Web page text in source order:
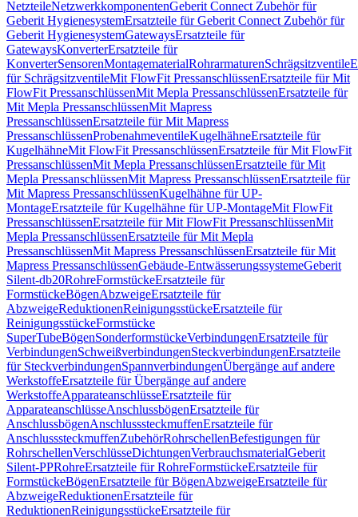
NetzteileNetzwerkkomponentenGeberit Connect Zubehör für
Geberit HygienesystemErsatzteile für Geberit Connect Zubehör für
Geberit HygienesystemGatewaysErsatzteile für
GatewaysKonverterErsatzteile für
KonverterSensorenMontagematerialRohrarmaturenSchrägsitzventile
für SchrägsitzventileMit FlowFit PressanschlüssenErsatzteile für Mit
FlowFit PressanschlüssenMit Mepla PressanschlüssenErsatzteile für
Mit Mepla PressanschlüssenMit Mapress
PressanschlüssenErsatzteile für Mit Mapress
PressanschlüssenProbenahmeventileKugelhähneErsatzteile für
KugelhähneMit FlowFit PressanschlüssenErsatzteile für Mit FlowFit
PressanschlüssenMit Mepla PressanschlüssenErsatzteile für Mit
Mepla PressanschlüssenMit Mapress PressanschlüssenErsatzteile für
Mit Mapress PressanschlüssenKugelhähne für UP-
MontageErsatzteile für Kugelhähne für UP-MontageMit FlowFit
PressanschlüssenErsatzteile für Mit FlowFit PressanschlüssenMit
Mepla PressanschlüssenErsatzteile für Mit Mepla
PressanschlüssenMit Mapress PressanschlüssenErsatzteile für Mit
Mapress PressanschlüssenGebäude-EntwässerungssystemeGeberit
Silent-db20RohreFormstückeErsatzteile für
FormstückeBögenAbzweigeErsatzteile für
AbzweigeReduktionenReinigungsstückeErsatzteile für
ReinigungsstückeFormstücke
SuperTubeBögenSonderformstückeVerbindungenErsatzteile für
VerbindungenSchweißverbindungenSteckverbindungenErsatzteile
für SteckverbindungenSpannverbindungenÜbergänge auf andere
WerkstoffeErsatzteile für Übergänge auf andere
WerkstoffeApparateanschlüsseErsatzteile für
ApparateanschlüsseAnschlussbögenErsatzteile für
AnschlussbögenAnschlusssteckmuffenErsatzteile für
AnschlusssteckmuffenZubehörRohrschellenBefestigungen für
RohrschellenVerschlüsseDichtungenVerbrauchsmaterialGeberit
Silent-PPRohreErsatzteile für RohreFormstückeErsatzteile für
FormstückeBögenErsatzteile für BögenAbzweigeErsatzteile für
AbzweigeReduktionenErsatzteile für
ReduktionenReinigungsstückeErsatzteile für